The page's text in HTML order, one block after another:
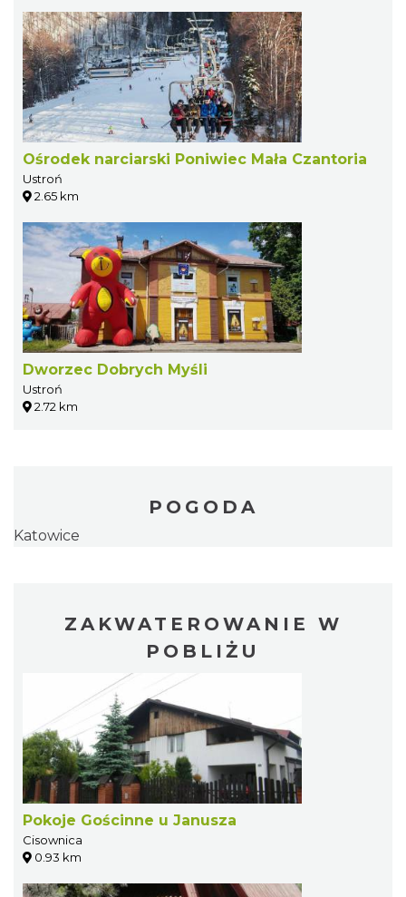
Ośrodek narciarski Poniwiec Mała Czantoria
Ustroń
2.65 km
Dworzec Dobrych Myśli
Ustroń
2.72 km
POGODA
Katowice
ZAKWATEROWANIE W
POBLIŻU
Pokoje Gościnne u Janusza
Cisownica
0.93 km